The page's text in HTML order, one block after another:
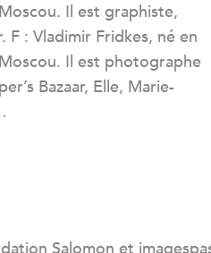
Il est graphiste,
: Vladimir Fridkes, né en
Il est photographe
Bazaar, Elle, Marie-